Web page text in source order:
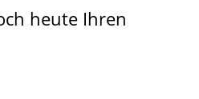
heute Ihren